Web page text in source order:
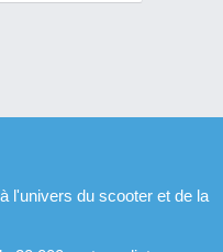
l'univers du scooter et de la